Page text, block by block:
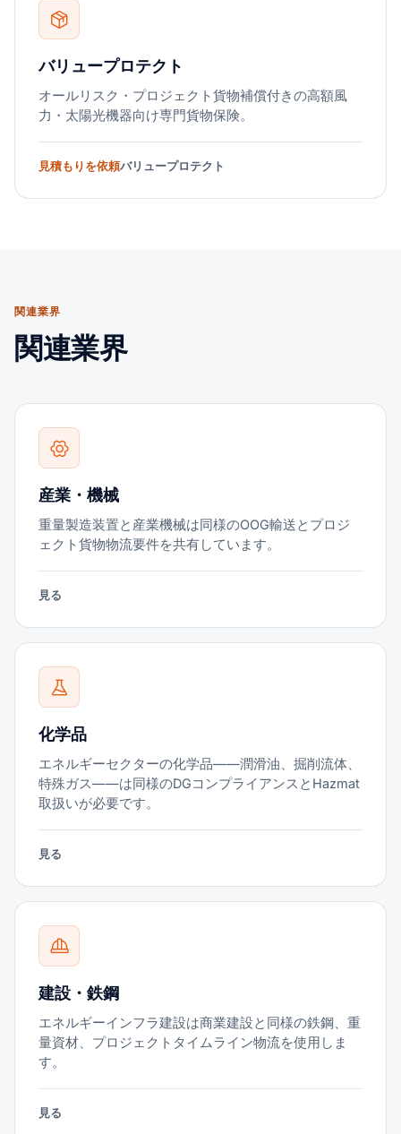
バリュープロテクト
オールリスク・プロジェクト貨物補償付きの高額風
力・太陽光機器向け専門貨物保険。
見積もりを依頼バリュープロテクト
関連業界
関連業界
産業・機械
重量製造装置と産業機械は同様のOOG輸送とプロジ
ェクト貨物物流要件を共有しています。
見る
化学品
エネルギーセクターの化学品——潤滑油、掘削流体、
特殊ガス——は同様のDGコンプライアンスとHazmat
取扱いが必要です。
見る
建設・鉄鋼
エネルギーインフラ建設は商業建設と同様の鉄鋼、重
量資材、プロジェクトタイムライン物流を使用しま
す。
見る